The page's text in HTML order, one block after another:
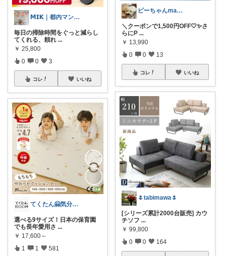
𝗠𝗜𝗞｜都内マンション
毎日の掃除時間をぐっと減らし
てくれる、頼れ ...
￥ 25,800
0 0 3
コレ いいね
てくたん🤗気分がアガる⤴インテリア雑貨
選べる9サイズ！日本の保育園
でも長年愛用さ ...
￥ 17,600～
1 1 581
ピーちゃんmama🐩🎶感謝💎🙏
＼クーポンで1,500円OFF🤍✨さ
らにP ...
￥ 13,990
0 0 13
コレ いいね
🌷tabimawa🌷
[シリーズ累計2000台販売] カウ
チソフ ...
￥ 99,800
0 0 164